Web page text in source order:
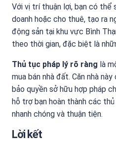
Với vị trí thuận lợi, bạn có thể
doanh hoặc cho thuê, tạo ra
động sản tại khu vực Bình
theo thời gian, đặc biệt là
Thủ tục pháp lý rõ ràng là
mua bán nhà đất. Căn nhà
bảo quyền sở hữu hợp pháp
hỗ trợ bạn hoàn thành các
nhanh chóng và thuận tiện.
Lời kết